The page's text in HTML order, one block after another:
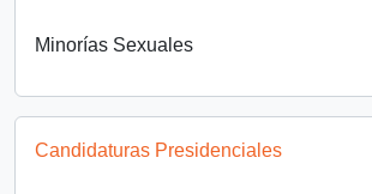
Minorías Sexuales
Candidaturas Presidenciales